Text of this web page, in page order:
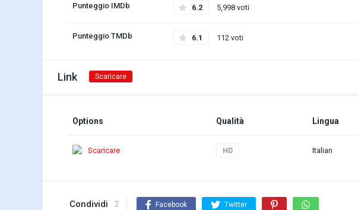
Punteggio IMDb 6.2 5,998 voti
Punteggio TMDb 6.1 112 voti
Link Scaricare
Options Qualità Lingua
Scaricare HD Italian
Condividi 2 Facebook Twitter